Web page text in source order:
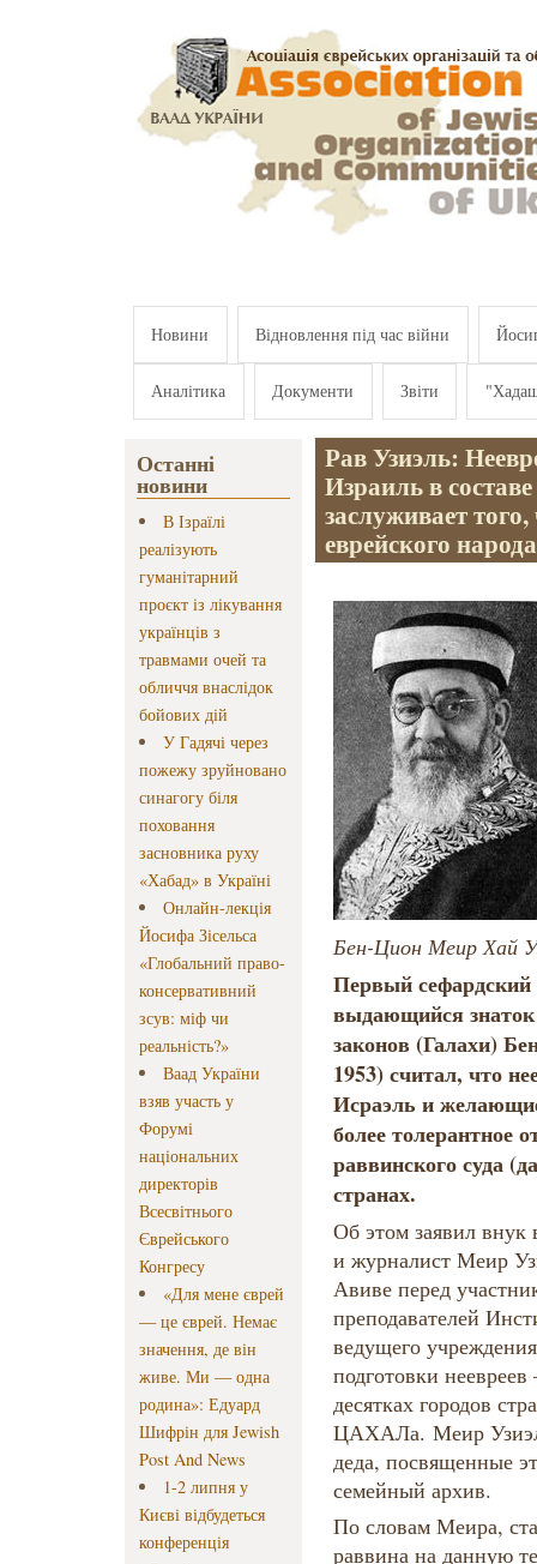
Новини Відновлення під час війни
Аналітика Документи Звіти
Останні
новини
В Ізраїлі
реалізують
гуманітарний
проєкт із лікування
українців з
травмами очей та
обличчя внаслідок
бойових дій
У Гадячі через
пожежу зруйновано
синагогу біля
поховання
засновника руху
«Хабад» в Україні
Онлайн-лекція
Йосифа Зісельса
«Глобальний право-
консервативний
зсув: міф чи
реальність?»
Ваад України
взяв участь у
Форумі
національних
директорів
Всесвітнього
Єврейського
Конгресу
«Для мене єврей
— це єврей. Немає
значення, де він
живе. Ми — одна
родина»: Едуард
Шифрін для Jewish
Post And News
1-2 липня у
Києві відбудеться
конференція
Рав Узиэль:
Израиль в
заслуживает
еврейского народа
Бен-Цион Меир Хай
Первый сефардский
выдающийся знаток
законов (Галахи)
1953) считал, что
Исраэль и
более толерантное
раввинского суда
странах.
Об этом заявил внук
и журналист Меир
Авиве перед
преподавателей
ведущего
подготовки
десятках городов
ЦАХАЛа. Меир
деда, посвященные
семейный архив.
По словам Меира,
раввина на данную